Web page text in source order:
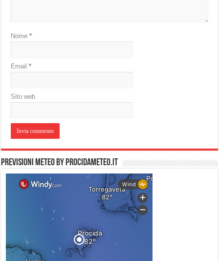
Nome*
Email*
Sito web
PREVISIONI METEO by PROCIDAMETEO.IT